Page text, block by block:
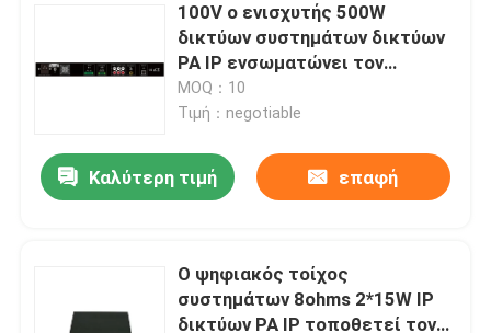
Σπίτι
Βίντεο
100V ο ενισχυτής 500W
δικτύων συστημάτων δικτύων
PA IP ενσωματώνει τον
ακουστικό αποκωδικοποιητή
δικτύων
MOQ：10
Τιμή：negotiable
Καλύτερη τιμή επαφή
Ο ψηφιακός τοίχος
συστημάτων 8ohms 2*15W IP
δικτύων PA IP τοποθετεί τον